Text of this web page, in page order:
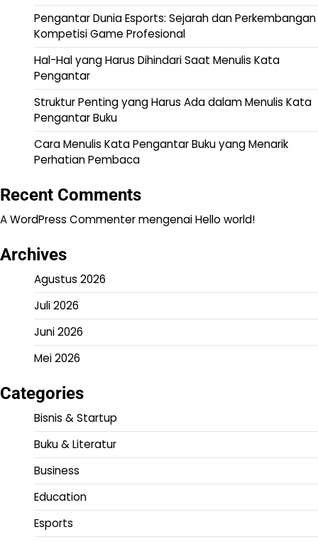
Pengantar Dunia Esports: Sejarah dan Perkembangan
Kompetisi Game Profesional
Hal-Hal yang Harus Dihindari Saat Menulis Kata
Pengantar
Struktur Penting yang Harus Ada dalam Menulis Kata
Pengantar Buku
Cara Menulis Kata Pengantar Buku yang Menarik
Perhatian Pembaca
Recent Comments
A WordPress CommentermengenaiHello world!
Archives
Agustus 2026
Juli 2026
Juni 2026
Mei 2026
Categories
Bisnis & Startup
Buku & Literatur
Business
Education
Esports